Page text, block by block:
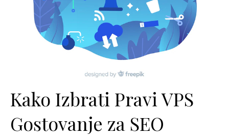
Kako Izbrati Pravi VPS
Gostovanje za SEO